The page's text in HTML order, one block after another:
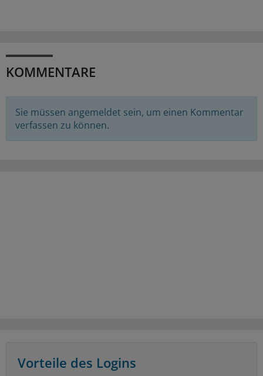
KOMMENTARE
Sie müssen angemeldet sein, um einen Kommentar
verfassen zu können.
Vorteile des Logins